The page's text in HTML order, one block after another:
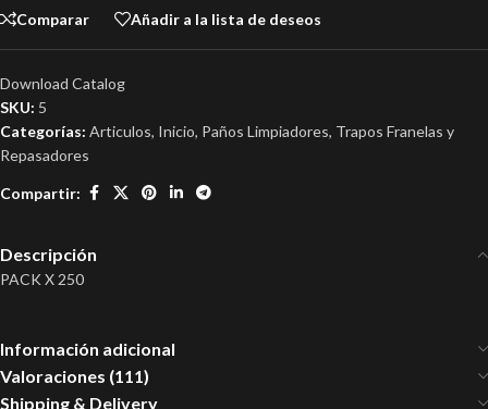
Comparar Añadir a la lista de deseos
Download Catalog
SKU: 5
Categorías: Articulos, Inicio, Paños Limpiadores, Trapos Franelas y
Repasadores
Compartir:
Descripción
PACK X 250
Información adicional
Valoraciones (111)
Shipping & Delivery